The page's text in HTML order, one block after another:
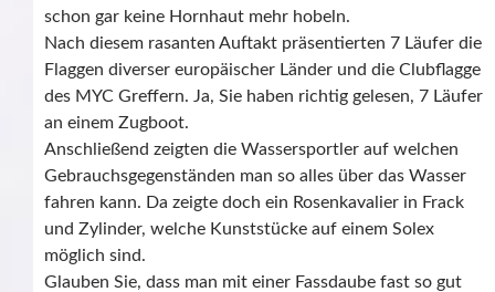
schon gar keine Hornhaut mehr hobeln.
Nach diesem rasanten Auftakt präsentierten 7 Läufer die
Flaggen diverser europäischer Länder und die Clubflagge
des MYC Greffern. Ja, Sie haben richtig gelesen, 7 Läufer
an einem Zugboot.
Anschließend zeigten die Wassersportler auf welchen
Gebrauchsgegenständen man so alles über das Wasser
fahren kann. Da zeigte doch ein Rosenkavalier in Frack
und Zylinder, welche Kunststücke auf einem Solex
möglich sind.
Glauben Sie, dass man mit einer Fassdaube fast so gut